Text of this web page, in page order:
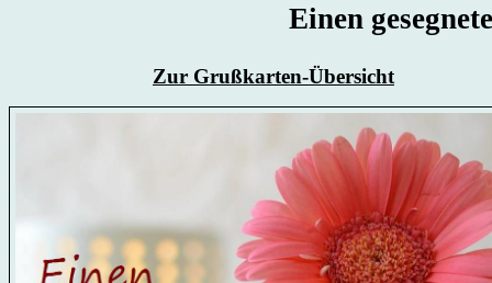
Einen
Zur Grußkarten-Übersicht